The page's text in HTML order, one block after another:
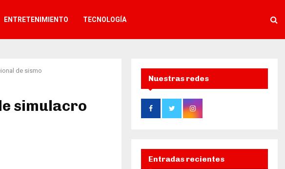
ENTRETENIMIENTO TECNOLOGÍA
de sismo
simulacro
Nuestras redes
Entradas recientes